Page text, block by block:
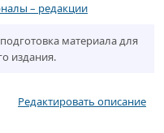
– редакции
материала для
издания.
Редактировать описание